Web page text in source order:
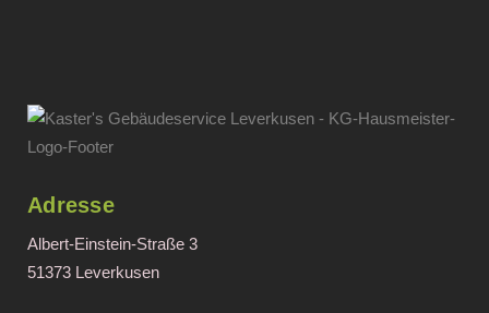
Adresse
Albert-Einstein-Straße 3
51373 Leverkusen